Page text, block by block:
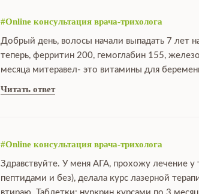
#Online консультация врача-трихолога
Добрый день, волосы начали выпадать 7 лет
теперь, ферритин 200, гемоглабин 155,
месяца митеравел- это витамины для
Читать ответ
#Online консультация врача-трихолога
Здравствуйте. У меня АГА, прохожу лечение
пептидами и без), делала курс лазерной